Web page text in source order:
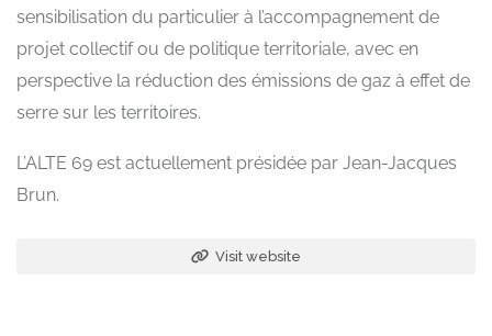
sensibilisation du particulier à l’accompagnement de
projet collectif ou de politique territoriale, avec en
perspective la réduction des émissions de gaz à effet de
serre sur les territoires.
L’ALTE 69 est actuellement présidée par Jean-Jacques
Brun.
Visit website